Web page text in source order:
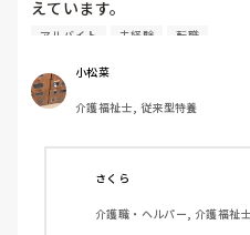
えています。
ですが単発バイトを求めてる
かなか踏み出せずにいます。
もし経験ある方いらっしゃ
アルバイト 未経験 転職
小松菜
介護福祉士, 従来型特養
さくら
介護職・ヘルパー, 介護福祉